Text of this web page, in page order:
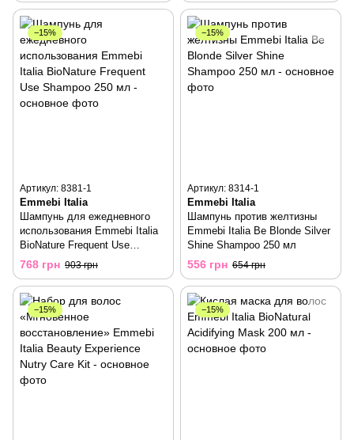
−15%
Артикул: 8381-1
Emmebi Italia
Шампунь для ежедневного
использования Emmebi Italia
BioNature Frequent Use
Shampoo 250 мл
768 грн 903 грн
−15%
Артикул: 8314-1
Emmebi Italia
Шампунь против желтизны
Emmebi Italia Be Blonde Silver
Shine Shampoo 250 мл
556 грн 654 грн
−15% −15%